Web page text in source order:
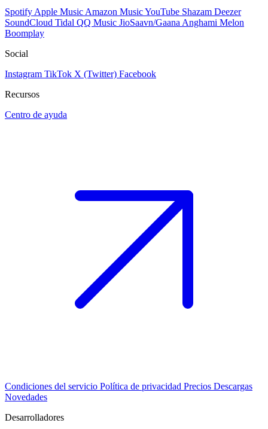
Spotify Apple Music Amazon MusicYouTube Shazam Deezer
SoundCloud Tidal QQ Music JioSaavn/Gaana Anghami Melon
Boomplay
Social
Instagram TikTok X (Twitter) Facebook
Recursos
Centro de ayuda
Condiciones del servicio Política de privacidad Precios Descargas
Novedades
Desarrolladores